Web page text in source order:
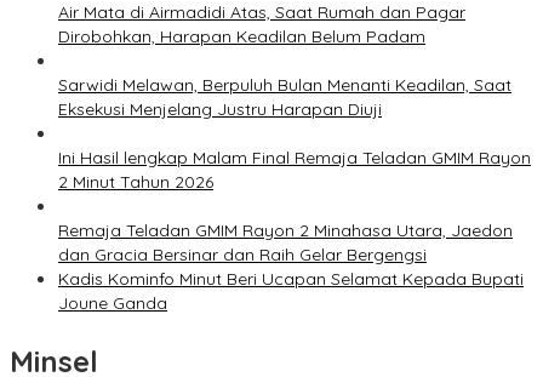
Air Mata di Airmadidi Atas, Saat Rumah dan Pagar
Dirobohkan, Harapan Keadilan Belum Padam
Sarwidi Melawan, Berpuluh Bulan Menanti Keadilan, Saat
Eksekusi Menjelang Justru Harapan Diuji
Ini Hasil lengkap Malam Final Remaja Teladan GMIM Rayon
2 Minut Tahun 2026
Remaja Teladan GMIM Rayon 2 Minahasa Utara, Jaedon
dan Gracia Bersinar dan Raih Gelar Bergengsi
Kadis Kominfo Minut Beri Ucapan Selamat Kepada Bupati
Joune Ganda
Minsel